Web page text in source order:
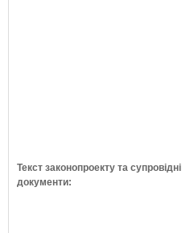
Текст законопроекту та супровідні
документи: